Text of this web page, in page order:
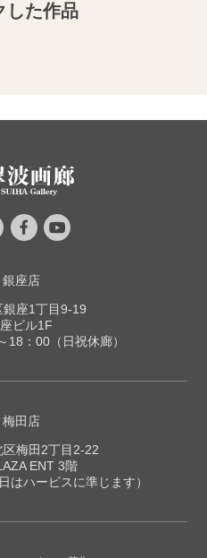
した作品
座店
座1丁目9-19
ビル1F
18：00（日祝休廊）
梅田店
梅田2丁目2-22
ENT 3階
はハービスに準じます）